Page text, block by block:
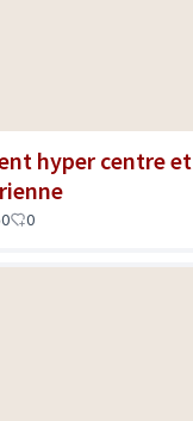
hyper centre et
0 0